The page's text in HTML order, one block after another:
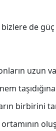
bizlere de
uzun
birbirini